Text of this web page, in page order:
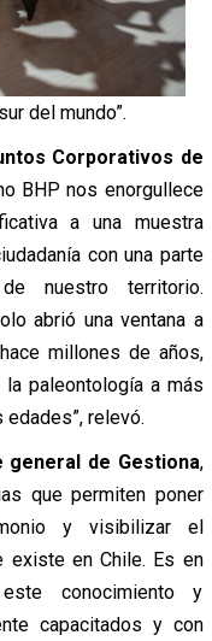
del mundo”.
Corporativos de
BHP nos enorgullece
a una muestra
con una parte
nuestro territorio.
abrió una ventana a
millones de años,
paleontología a más
relevó.
general de Gestiona,
que permiten poner
y visibilizar el
existe en Chile. Es en
conocimiento y
capacitados y con